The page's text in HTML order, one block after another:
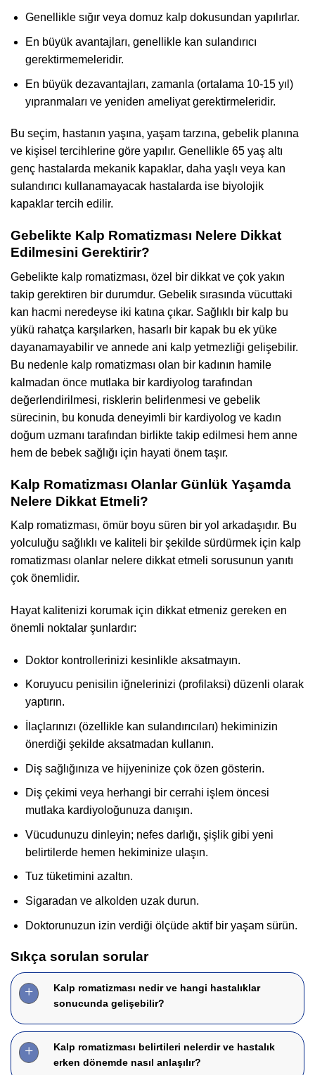
Genellikle sığır veya domuz kalp dokusundan yapılırlar.
En büyük avantajları, genellikle kan sulandırıcı
gerektirmemeleridir.
En büyük dezavantajları, zamanla (ortalama 10-15 yıl)
yıpranmaları ve yeniden ameliyat gerektirmeleridir.
Bu seçim, hastanın yaşına, yaşam tarzına, gebelik planına
ve kişisel tercihlerine göre yapılır. Genellikle 65 yaş altı
genç hastalarda mekanik kapaklar, daha yaşlı veya kan
sulandırıcı kullanamayacak hastalarda ise biyolojik
kapaklar tercih edilir.
Gebelikte Kalp Romatizması Nelere Dikkat
Edilmesini Gerektirir?
Gebelikte kalp romatizması, özel bir dikkat ve çok yakın
takip gerektiren bir durumdur. Gebelik sırasında vücuttaki
kan hacmi neredeyse iki katına çıkar. Sağlıklı bir kalp bu
yükü rahatça karşılarken, hasarlı bir kapak bu ek yüke
dayanamayabilir ve annede ani kalp yetmezliği gelişebilir.
Bu nedenle kalp romatizması olan bir kadının hamile
kalmadan önce mutlaka bir kardiyolog tarafından
değerlendirilmesi, risklerin belirlenmesi ve gebelik
sürecinin, bu konuda deneyimli bir kardiyolog ve kadın
doğum uzmanı tarafından birlikte takip edilmesi hem anne
hem de bebek sağlığı için hayati önem taşır.
Kalp Romatizması Olanlar Günlük Yaşamda
Nelere Dikkat Etmeli?
Kalp romatizması, ömür boyu süren bir yol arkadaşıdır. Bu
yolculuğu sağlıklı ve kaliteli bir şekilde sürdürmek için kalp
romatizması olanlar nelere dikkat etmeli sorusunun yanıtı
çok önemlidir.
Hayat kalitenizi korumak için dikkat etmeniz gereken en
önemli noktalar şunlardır:
Doktor kontrollerinizi kesinlikle aksatmayın.
Koruyucu penisilin iğnelerinizi (profilaksi) düzenli olarak
yaptırın.
İlaçlarınızı (özellikle kan sulandırıcıları) hekiminizin
önerdiği şekilde aksatmadan kullanın.
Diş sağlığınıza ve hijyeninize çok özen gösterin.
Diş çekimi veya herhangi bir cerrahi işlem öncesi
mutlaka kardiyoloğunuza danışın.
Vücudunuzu dinleyin; nefes darlığı, şişlik gibi yeni
belirtilerde hemen hekiminize ulaşın.
Tuz tüketimini azaltın.
Sigaradan ve alkolden uzak durun.
Doktorunuzun izin verdiği ölçüde aktif bir yaşam sürün.
Sıkça sorulan sorular
Kalp romatizması nedir ve hangi hastalıklar
sonucunda gelişebilir?
Kalp romatizması belirtileri nelerdir ve hastalık
erken dönemde nasıl anlaşılır?